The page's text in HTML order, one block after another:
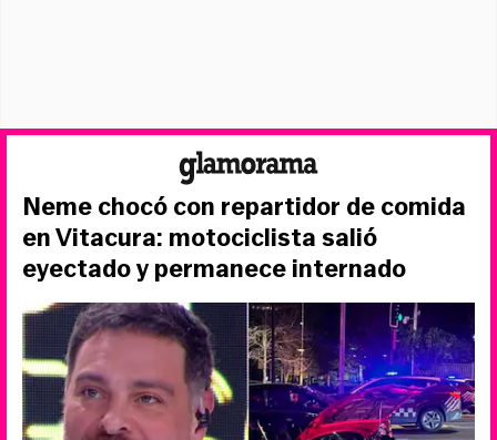
Neme chocó con repartidor de comida
en Vitacura: motociclista salió
eyectado y permanece internado